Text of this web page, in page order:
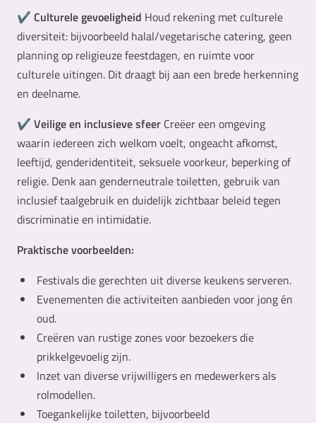
✔ Culturele gevoeligheid Houd rekening met culturele
diversiteit: bijvoorbeeld halal/vegetarische catering, geen
planning op religieuze feestdagen, en ruimte voor
culturele uitingen. Dit draagt bij aan een brede herkenning
en deelname.
✔ Veilige en inclusieve sfeer Creëer een omgeving
waarin iedereen zich welkom voelt, ongeacht afkomst,
leeftijd, genderidentiteit, seksuele voorkeur, beperking of
religie. Denk aan genderneutrale toiletten, gebruik van
inclusief taalgebruik en duidelijk zichtbaar beleid tegen
discriminatie en intimidatie.
Praktische voorbeelden:
Festivals die gerechten uit diverse keukens serveren.
Evenementen die activiteiten aanbieden voor jong én
oud.
Creëren van rustige zones voor bezoekers die
prikkelgevoelig zijn.
Inzet van diverse vrijwilligers en medewerkers als
rolmodellen.
Toegankelijke toiletten, bijvoorbeeld